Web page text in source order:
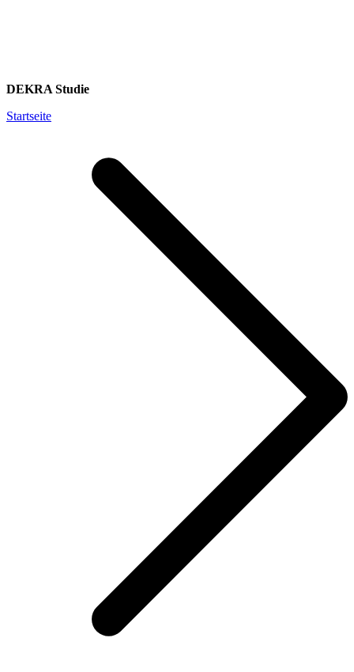
DEKRA Studie
Startseite